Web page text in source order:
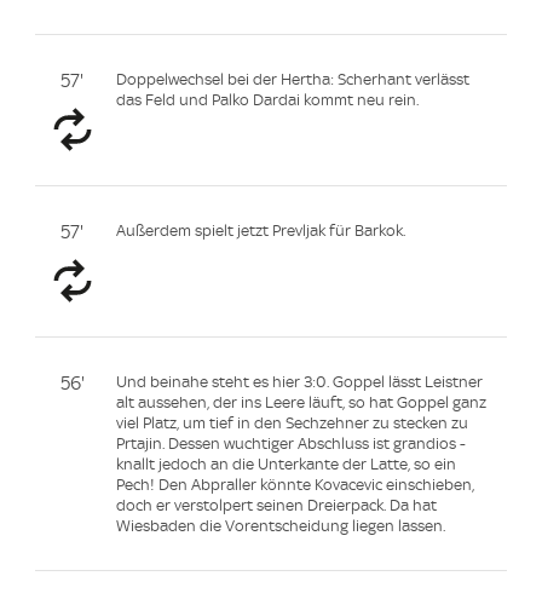
57'
Doppelwechsel bei der Hertha: Scherhant verlässt
das Feld und Palko Dardai kommt neu rein.
57' Außerdem spielt jetzt Prevljak für Barkok.
56'
Und beinahe steht es hier 3:0. Goppel lässt Leistner
alt aussehen, der ins Leere läuft, so hat Goppel ganz
viel Platz, um tief in den Sechzehner zu stecken zu
Prtajin. Dessen wuchtiger Abschluss ist grandios -
knallt jedoch an die Unterkante der Latte, so ein
Pech! Den Abpraller könnte Kovacevic einschieben,
doch er verstolpert seinen Dreierpack. Da hat
Wiesbaden die Vorentscheidung liegen lassen.